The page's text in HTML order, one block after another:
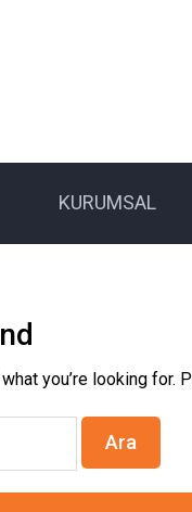
KURUMSAL
you’re looking for.